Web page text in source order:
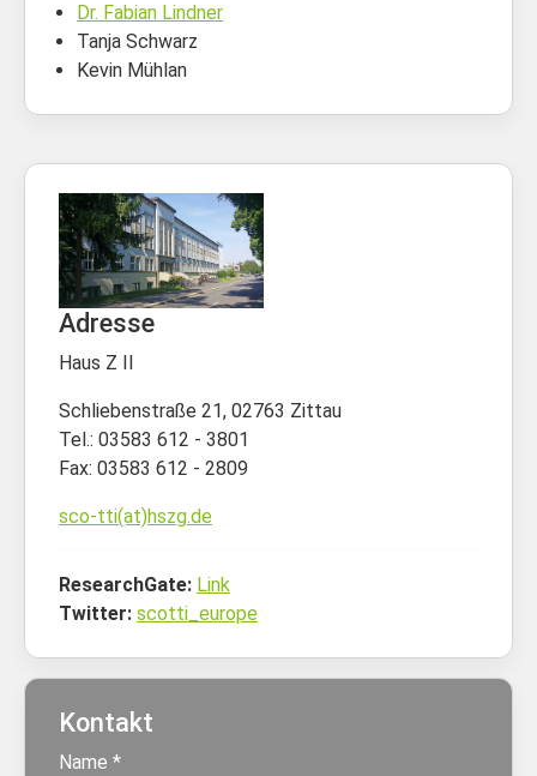
Dr. Fabian Lindner
Tanja Schwarz
Kevin Mühlan
Adresse
Haus Z II
Schliebenstraße 21, 02763 Zittau
Tel.: 03583 612 - 3801
Fax: 03583 612 - 2809
sco-tti(at)hszg.de
ResearchGate: Link
Twitter: scotti_europe
Kontakt
Name *